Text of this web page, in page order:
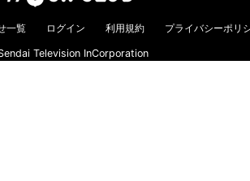
一覧 ログイン 利用規約 プライバシーポリ
Television InCorporation